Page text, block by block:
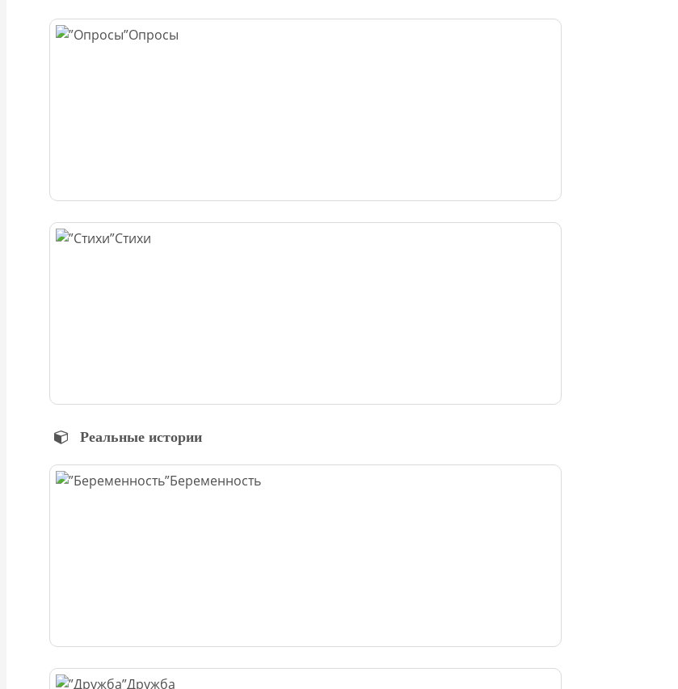
Опросы
Стихи
Реальные истории
Беременность
Дружба